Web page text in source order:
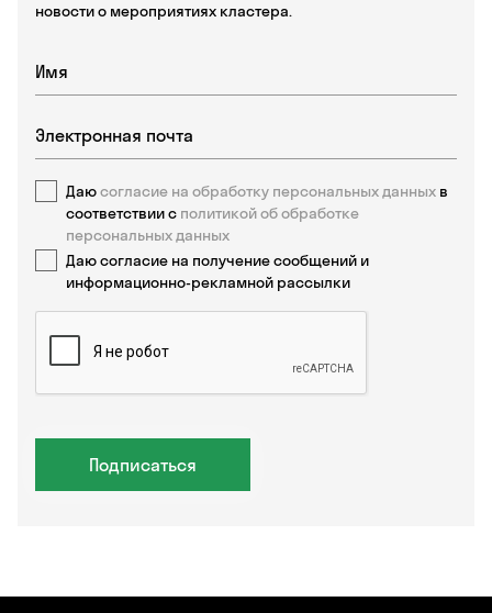
новости о мероприятиях кластера.
Даюсогласие на обработку персональных данных в
соответствии с политикой об обработке
персональных данных
Даю согласие на получение сообщений и
информационно-рекламной рассылки
Подписаться